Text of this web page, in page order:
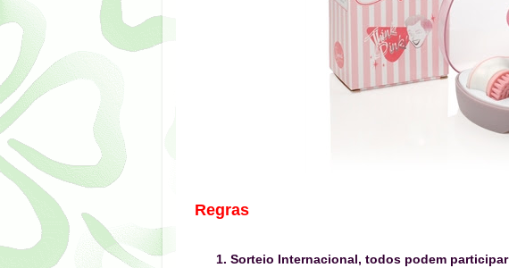
Regras
Sorteio Internacional, todos podem participar